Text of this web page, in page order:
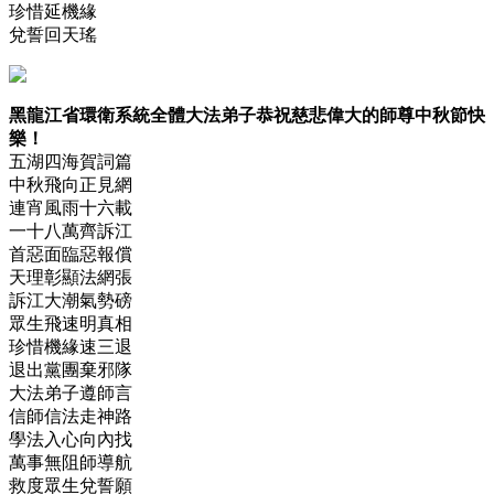
珍惜延機緣
兌誓回天瑤
黑龍江省環衛系統全體大法弟子恭祝慈悲偉大的師尊中秋節快
樂！
五湖四海賀詞篇
中秋飛向正見網
連宵風雨十六載
一十八萬齊訴江
首惡面臨惡報償
天理彰顯法網張
訴江大潮氣勢磅
眾生飛速明真相
珍惜機緣速三退
退出黨團棄邪隊
大法弟子遵師言
信師信法走神路
學法入心向內找
萬事無阻師導航
救度眾生兌誓願